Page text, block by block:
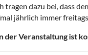
tragen dazu bei, dass
jährlich immer
der Veranstaltung ist